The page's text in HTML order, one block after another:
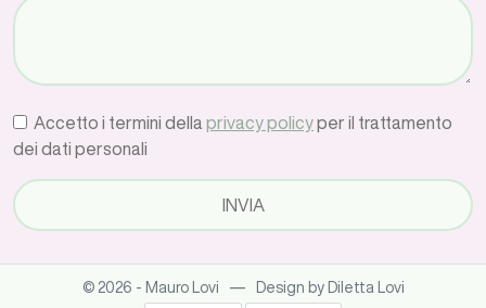
Accetto i termini della privacy policyper il trattamento
dei dati personali
© 2026 - Mauro Lovi —
Design by Diletta Lovi